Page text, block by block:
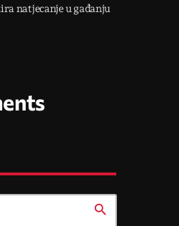
natjecanje u gađanju
search